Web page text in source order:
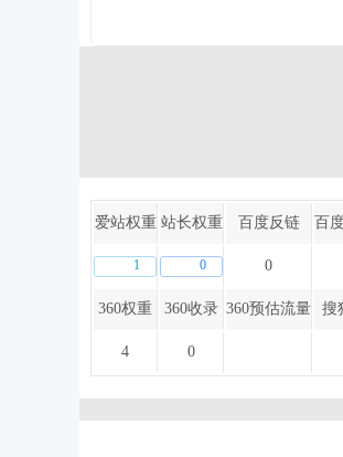
爱站权重 站长权重 百度反链 百
1 0 0
360权重 360收录 360预估流量 搜
4 0